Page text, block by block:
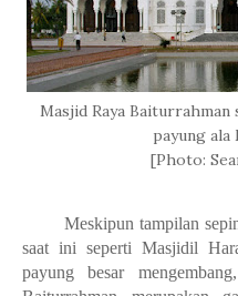
Masjid Raya Baiturrahman
payung ala
[Photo:
Meskipun tampilan
saat ini seperti Masjidil
payung besar